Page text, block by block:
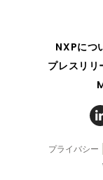
NXPにつ
プレスリリ
プライバシー